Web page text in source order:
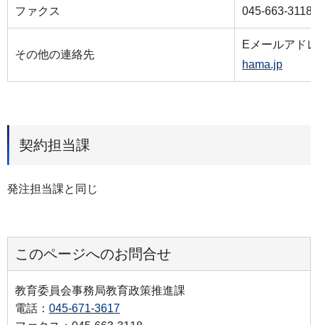
ファクス 045-663-3118
その他の連絡先
Eメールアド
hama.jp
契約担当課
発注担当課と同じ
このページへのお問合せ
教育委員会事務局教育政策推進課
電話： 045-671-3617